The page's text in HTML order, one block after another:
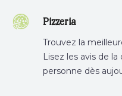
Pizzeria
Trouvez la
Lisez les avis de
personne dès